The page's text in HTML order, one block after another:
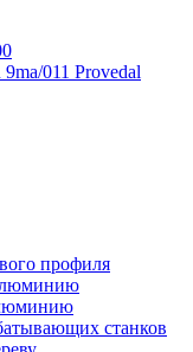
011 Provedal
профиля
станков